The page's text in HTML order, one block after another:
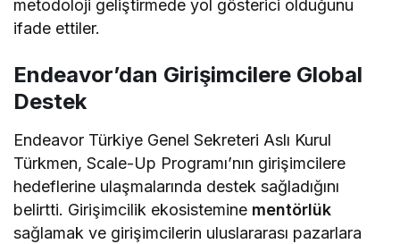
metodoloji geliştirmede yol gösterici olduğunu
ifade ettiler.
Endeavor’dan Girişimcilere Global
Destek
Endeavor Türkiye Genel Sekreteri Aslı Kurul
Türkmen, Scale-Up Programı’nın girişimcilere
hedeflerine ulaşmalarında destek sağladığını
belirtti. Girişimcilik ekosistemine mentörlük
sağlamak ve girişimcilerin uluslararası pazarlara